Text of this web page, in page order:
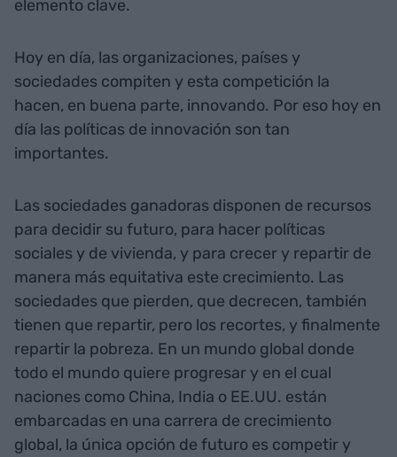
elemento clave.
Hoy en día, las organizaciones, países y
sociedades compiten y esta competición la
hacen, en buena parte, innovando. Por eso hoy en
día las políticas de innovación son tan
importantes.
Las sociedades ganadoras disponen de recursos
para decidir su futuro, para hacer políticas
sociales y de vivienda, y para crecer y repartir de
manera más equitativa este crecimiento. Las
sociedades que pierden, que decrecen, también
tienen que repartir, pero los recortes, y finalmente
repartir la pobreza. En un mundo global donde
todo el mundo quiere progresar y en el cual
naciones como China, India o EE.UU. están
embarcadas en una carrera de crecimiento
global, la única opción de futuro es competir y